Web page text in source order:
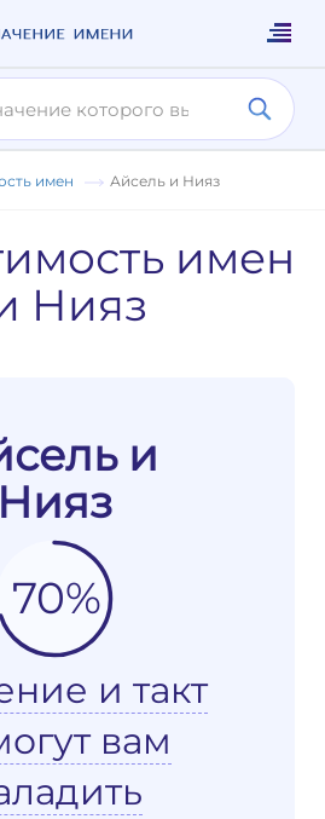
имен Айсель и Нияз
имен
Нияз
и
Нияз
70%
и такт
вам